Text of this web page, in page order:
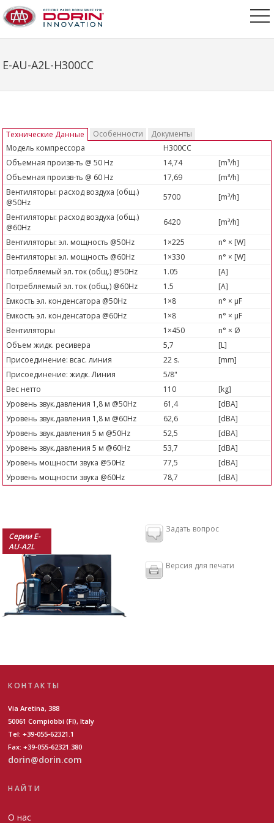
E-AU-A2L-H300CC
Технические Данные Особенности
Документы
Модель компрессора
H300CC
Объемная произв-ть @ 50 Hz
14,74
[m³/h]
Объемная произв-ть @ 60 Hz
17,69
[m³/h]
Вентиляторы: расход воздуха (общ.)
@50Hz
5700
[m³/h]
Вентиляторы: расход воздуха (общ.)
@60Hz
6420
[m³/h]
Вентиляторы: эл. мощность @50Hz
1×225
n° × [W]
Вентиляторы: эл. мощность @60Hz
1×330
n° × [W]
Потребляемый эл. ток (общ.) @50Hz
1.05
[A]
Потребляемый эл. ток (общ.) @60Hz
1.5
[A]
Емкость эл. конденсатора @50Hz
1×8
n° × µF
Емкость эл. конденсатора @60Hz
1×8
n° × µF
Вентиляторы
1×450
n° × Ø
Объем жидк. ресивера
5,7
[L]
Присоединение: всас. линия
22 s.
[mm]
Присоединение: жидк. Линия
5/8"
Вес нетто
110
[kg]
Уровень звук.давления 1,8 м @50Hz
61,4
[dBA]
Уровень звук.давления 1,8 м @60Hz
62,6
[dBA]
Уровень звук.давления 5 м @50Hz
52,5
[dBA]
Уровень звук.давления 5 м @60Hz
53,7
[dBA]
Уровень мощности звука @50Hz
77,5
[dBA]
Уровень мощности звука @60Hz
78,7 [dBA]
Серии E-
AU-A2L
Задать вопрос
Версия для печати
КОНТАКТЫ
Via Aretina, 388
50061 Compiobbi (FI), Italy
Tel: +39-055-62321.1
Fax: +39-055-62321.380
dorin@dorin.com
НАЙТИ
О нас